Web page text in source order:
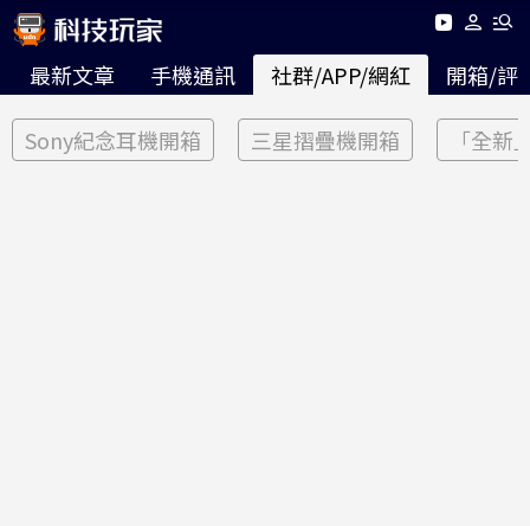
最新文章 手機通訊 社群/APP/網紅 開箱/評
Sony紀念耳機開箱 三星摺疊機開箱 「全新